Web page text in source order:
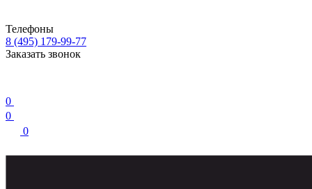
Телефоны
8 (495) 179-99-77
Заказать звонок
0
0
0